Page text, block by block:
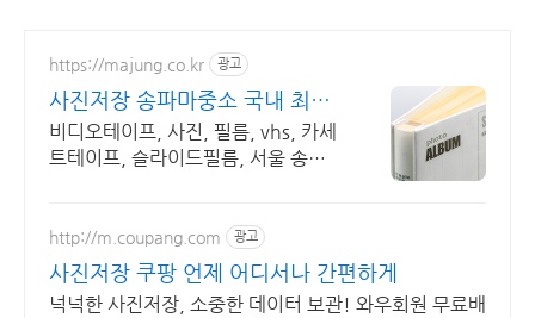
https://majung.co.kr 광고
사진저장 송파마중소 국내 최대
규모, 디지털변환
비디오테이프, 사진, 필름, vhs, 카세
트테이프, 슬라이드필름, 서울 송파
털화
http://m.coupang.com 광고
사진저장 쿠팡 언제 어디서나 간편하게
넉넉한 사진저장, 소중한 데이터 보관! 와우회원 무료배